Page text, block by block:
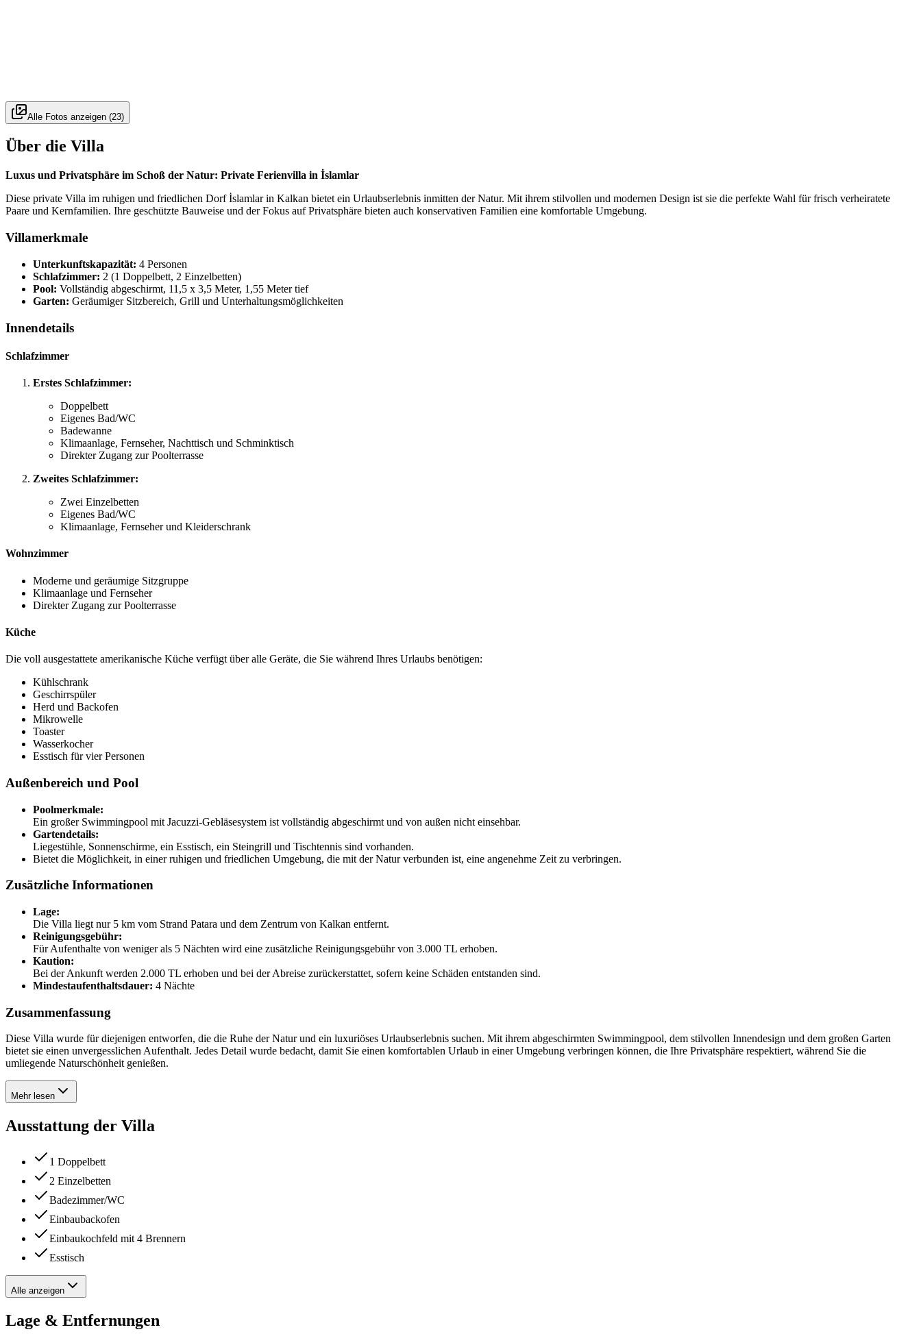
Alle Fotos anzeigen (23)
Über die Villa
Luxus und Privatsphäre im Schoß der Natur: Private Ferienvilla in İslamlar
Diese private Villa im ruhigen und friedlichen Dorf İslamlar in Kalkan bietet ein Urlaubserlebnis inmitten der Natur. Mit ihrem stilvollen und modernen Design ist sie die perfekte Wahl für frisch verheiratete
Paare und Kernfamilien. Ihre geschützte Bauweise und der Fokus auf Privatsphäre bieten auch konservativen Familien eine komfortable Umgebung.
Villamerkmale
Unterkunftskapazität: 4 Personen
Schlafzimmer: 2 (1 Doppelbett, 2 Einzelbetten)
Pool: Vollständig abgeschirmt, 11,5 x 3,5 Meter, 1,55 Meter tief
Garten: Geräumiger Sitzbereich, Grill und Unterhaltungsmöglichkeiten
Innendetails
Schlafzimmer
Erstes Schlafzimmer:
Doppelbett
Eigenes Bad/WC
Badewanne
Klimaanlage, Fernseher, Nachttisch und Schminktisch
Direkter Zugang zur Poolterrasse
Zweites Schlafzimmer:
Zwei Einzelbetten
Eigenes Bad/WC
Klimaanlage, Fernseher und Kleiderschrank
Wohnzimmer
Moderne und geräumige Sitzgruppe
Klimaanlage und Fernseher
Direkter Zugang zur Poolterrasse
Küche
Die voll ausgestattete amerikanische Küche verfügt über alle Geräte, die Sie während Ihres Urlaubs benötigen:
Kühlschrank
Geschirrspüler
Herd und Backofen
Mikrowelle
Toaster
Wasserkocher
Esstisch für vier Personen
Außenbereich und Pool
Poolmerkmale:
Ein großer Swimmingpool mit Jacuzzi-Gebläsesystem ist vollständig abgeschirmt und von außen nicht einsehbar.
Gartendetails:
Liegestühle, Sonnenschirme, ein Esstisch, ein Steingrill und Tischtennis sind vorhanden.
Bietet die Möglichkeit, in einer ruhigen und friedlichen Umgebung, die mit der Natur verbunden ist, eine angenehme Zeit zu verbringen.
Zusätzliche Informationen
Lage:
Die Villa liegt nur 5 km vom Strand Patara und dem Zentrum von Kalkan entfernt.
Reinigungsgebühr:
Für Aufenthalte von weniger als 5 Nächten wird eine zusätzliche Reinigungsgebühr von 3.000 TL erhoben.
Kaution:
Bei der Ankunft werden 2.000 TL erhoben und bei der Abreise zurückerstattet, sofern keine Schäden entstanden sind.
Mindestaufenthaltsdauer: 4 Nächte
Zusammenfassung
Diese Villa wurde für diejenigen entworfen, die die Ruhe der Natur und ein luxuriöses Urlaubserlebnis suchen. Mit ihrem abgeschirmten Swimmingpool, dem stilvollen Innendesign und dem großen Garten
bietet sie einen unvergesslichen Aufenthalt. Jedes Detail wurde bedacht, damit Sie einen komfortablen Urlaub in einer Umgebung verbringen können, die Ihre Privatsphäre respektiert, während Sie die
umliegende Naturschönheit genießen.
Mehr lesen
Ausstattung der Villa
1 Doppelbett
2 Einzelbetten
Badezimmer/WC
Einbaubackofen
Einbaukochfeld mit 4 Brennern
Esstisch
Alle anzeigen
Lage & Entfernungen